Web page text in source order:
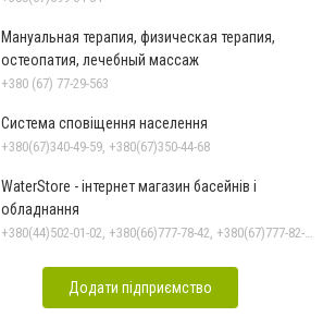
Мануальная терапия, физическая терапия,
остеопатия, лечебный массаж
+380 (67) 77-29-563
Система сповіщення населення
+380(67)340-49-59, +380(67)350-44-68
WaterStore - інтернет магазин басейнів і
обладнання
Додати підприємство